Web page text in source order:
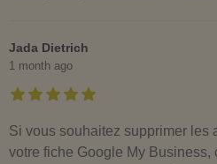
Jada Dietrich
1 month ago
Si vous souhaitez supprimer les
votre fiche Google My Business,